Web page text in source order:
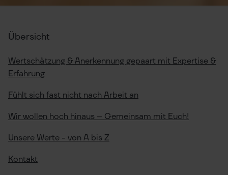
Übersicht
Wertschätzung & Anerkennung gepaart mit Expertise &
Erfahrung
Fühlt sich fast nicht nach Arbeit an
Wir wollen hoch hinaus – Gemeinsam mit Euch!
Unsere Werte - von A bis Z
Kontakt